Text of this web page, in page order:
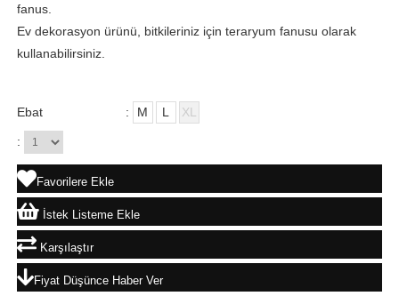
fanus.
Ev dekorasyon ürünü, bitkileriniz için teraryum fanusu olarak
kullanabilirsiniz.
Ebat : M L XL
:
Favorilere Ekle
İstek Listeme Ekle
Karşılaştır
Fiyat Düşünce Haber Ver